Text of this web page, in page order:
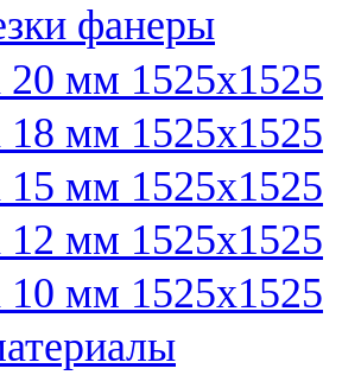
фанеры
20 мм 1525х1525
18 мм 1525х1525
15 мм 1525х1525
12 мм 1525х1525
10 мм 1525х1525